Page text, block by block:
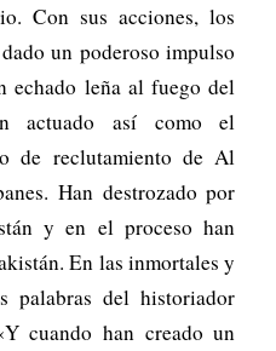
Con sus acciones, los
un poderoso impulso
echado leña al fuego del
actuado así como el
de reclutamiento de Al
Han destrozado por
y en el proceso han
En las inmortales y
palabras del historiador
cuando han creado un